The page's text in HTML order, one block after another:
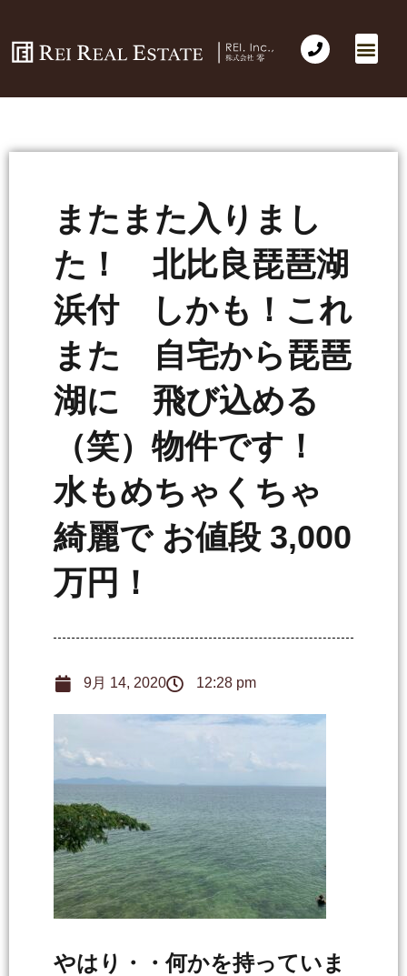
またまた入りまし
た！ 北比良琵琶湖
浜付 しかも！これ
また 自宅から琵琶
湖に 飛び込める
（笑）物件です！
水もめちゃくちゃ
綺麗で お値段 3,000
万円！
9月 14, 2020 12:28 pm
やはり・・何かを持っていま